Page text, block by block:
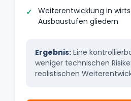
Weiterentwicklung in
Ausbaustufen gliedern
Ergebnis: Eine
weniger technischen
realistischen